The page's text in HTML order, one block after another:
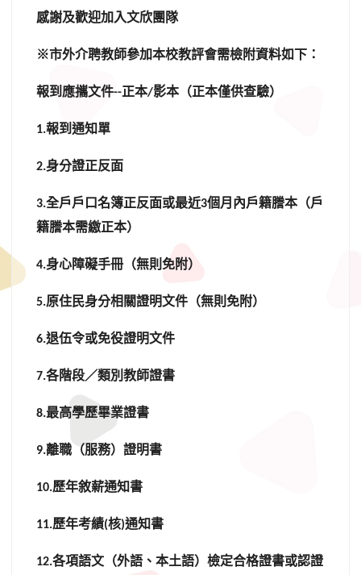
感謝及歡迎加入文欣團隊
※市外介聘教師參加本校教評會需檢附資料如下：
報到應攜文件--正本/影本（正本僅供查驗）
1.報到通知單
2.身分證正反面
3.全戶戶口名簿正反面或最近3個月內戶籍謄本（戶
籍謄本需繳正本）
4.身心障礙手冊（無則免附）
5.原住民身分相關證明文件（無則免附）
6.退伍令或免役證明文件
7.各階段／類別教師證書
8.最高學歷畢業證書
9.離職（服務）證明書
10.歷年敘薪通知書
11.歷年考績(核)通知書
12.各項語文（外語、本土語）檢定合格證書或認證